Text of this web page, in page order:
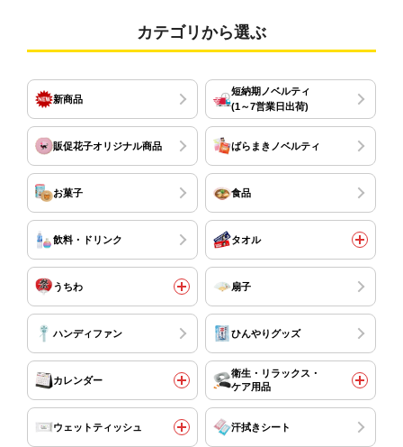
カテゴリから選ぶ
新商品
短納期ノベルティ
(1～7営業日出荷)
販促花子オリジナル商品 ばらまきノベルティ
お菓子 食品
飲料・ドリンク タオル
うちわ 扇子
ハンディファン ひんやりグッズ
カレンダー
衛生・リラックス・
ケア用品
ウェットティッシュ 汗拭きシート